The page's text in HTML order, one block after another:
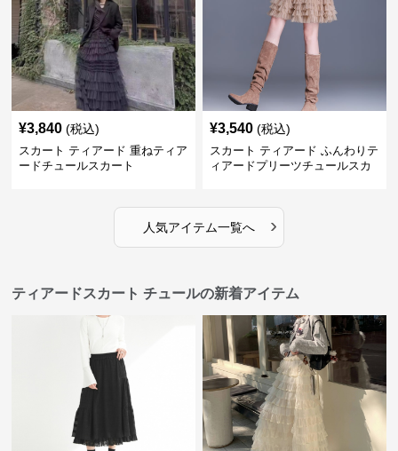
¥3,840 (税込)
スカート ティアード 重ねティア
ードチュールスカート
¥3,540 (税込)
スカート ティアード ふんわりテ
ィアードプリーツチュールスカ
人気アイテム一覧へ ›
ティアードスカート チュールの新着アイテム